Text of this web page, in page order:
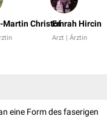
Martin ChristofEmrah Hircin
Arzt | Ärztin
eine Form des faserigen